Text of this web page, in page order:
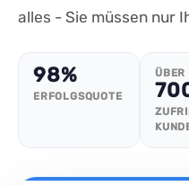
alles - Sie müssen nur
98%
ERFOLGSQUOTE
ÜBER